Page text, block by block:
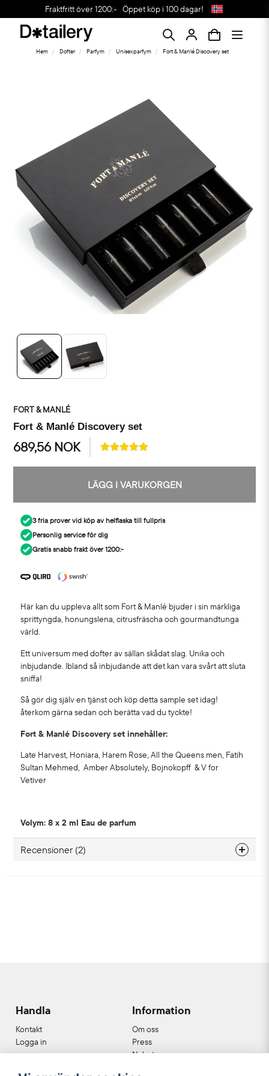
Fraktfritt över 1200:- Öppet köp i 100 dagar!
Hem Dofter Parfym Unisexparfym Fort & Manlé Discovery set
FORT & MANLÉ
Fort & Manlé Discovery set
689,56 NOK
LÄGG I VARUKORGEN
3 fria prover vid köp av helflaska till fullpris
Personlig service för dig
Gratis snabb frakt över 1200:-
Här kan du uppleva allt som Fort & Manlé bjuder i sin märkliga
sprittyngda, honungslena, citrusfräscha och gourmandtunga
värld.
Ett universum med dofter av sällan skådat slag. Unika och
inbjudande. Ibland så inbjudande att det kan vara svårt att sluta
sniffa!
Så gör dig själv en tjänst och köp detta sample set idag!
återkom gärna sedan och berätta vad du tyckte!
Fort & Manlé Discovery set innehåller:
Late Harvest, Honiara, Harem Rose, All the Queens men, Fatih
Sultan Mehmed, Amber Absolutely, Bojnokopff & V for
Vetiver
Volym: 8 x 2 ml Eau de parfum
Recensioner (2)
doftintresserade mannen.
Handla
Kontakt
Logga in
Information
Om oss
Press
Nyheter